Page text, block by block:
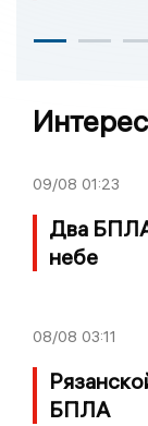
09/08 01:23
Два
небе
08/08 03:11
БПЛА